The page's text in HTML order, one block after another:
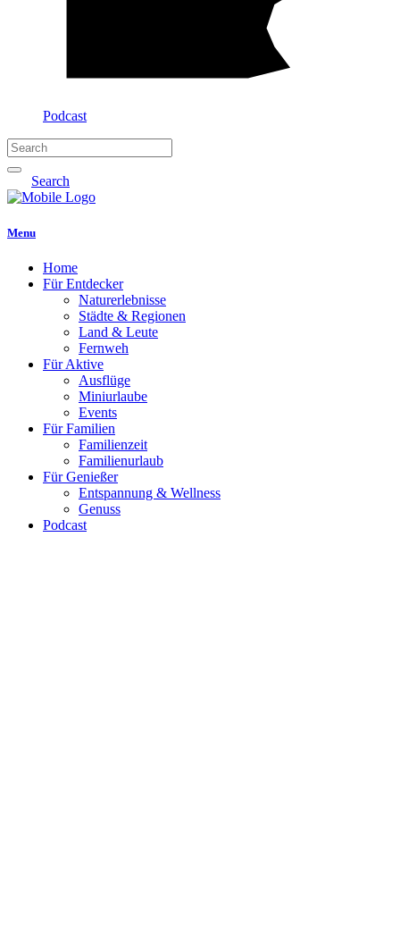
Podcast
Search
Menu
Home
Für Entdecker
Naturerlebnisse
Städte & Regionen
Land & Leute
Fernweh
Für Aktive
Ausflüge
Miniurlaube
Events
Für Familien
Familienzeit
Familienurlaub
Für Genießer
Entspannung & Wellness
Genuss
Podcast